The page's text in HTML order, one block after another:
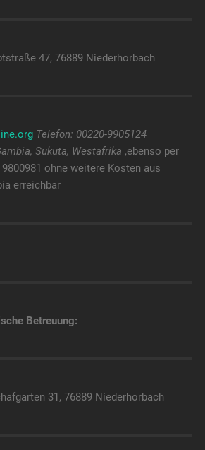
47, 76889 Niederhorbach
Telefon: 00220-9905124
Sukuta, Westafrika ,ebenso per
ohne weitere Kosten aus
erreichbar
Betreuung:
31, 76889 Niederhorbach